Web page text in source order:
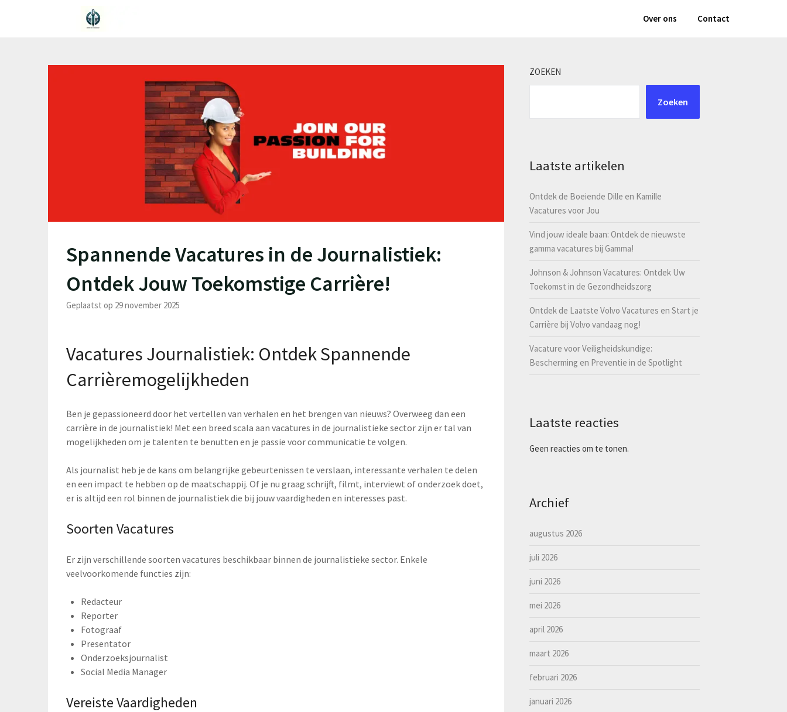
Over ons Contact
Spannende Vacatures in de Journalistiek:
Ontdek Jouw Toekomstige Carrière!
Geplaatst op 29 november 2025
Vacatures Journalistiek: Ontdek Spannende
Carrièremogelijkheden
Ben je gepassioneerd door het vertellen van verhalen en het brengen van nieuws? Overweeg dan een
carrière in de journalistiek! Met een breed scala aan vacatures in de journalistieke sector zijn er tal van
mogelijkheden om je talenten te benutten en je passie voor communicatie te volgen.
Als journalist heb je de kans om belangrijke gebeurtenissen te verslaan, interessante verhalen te delen
en een impact te hebben op de maatschappij. Of je nu graag schrijft, filmt, interviewt of onderzoek doet,
er is altijd een rol binnen de journalistiek die bij jouw vaardigheden en interesses past.
Soorten Vacatures
Er zijn verschillende soorten vacatures beschikbaar binnen de journalistieke sector. Enkele
veelvoorkomende functies zijn:
Redacteur
Reporter
Fotograaf
Presentator
Onderzoeksjournalist
Social Media Manager
Vereiste Vaardigheden
ZOEKEN
Zoeken
Laatste artikelen
Ontdek de Boeiende Dille en Kamille
Vacatures voor Jou
Vind jouw ideale baan: Ontdek de nieuwste
gamma vacatures bij Gamma!
Johnson & Johnson Vacatures: Ontdek Uw
Toekomst in de Gezondheidszorg
Ontdek de Laatste Volvo Vacatures en Start je
Carrière bij Volvo vandaag nog!
Vacature voor Veiligheidskundige:
Bescherming en Preventie in de Spotlight
Laatste reacties
Geen reacties om te tonen.
Archief
augustus 2026
juli 2026
juni 2026
mei 2026
april 2026
maart 2026
februari 2026
januari 2026